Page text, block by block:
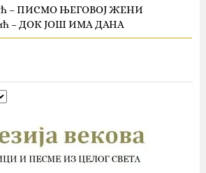
– ПИСМО ЊЕГОВОЈ ЖЕНИ
– ДОК ЈОШ ИМА ДАНА